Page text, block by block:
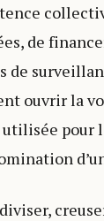
de
de
ouvrir la
pour